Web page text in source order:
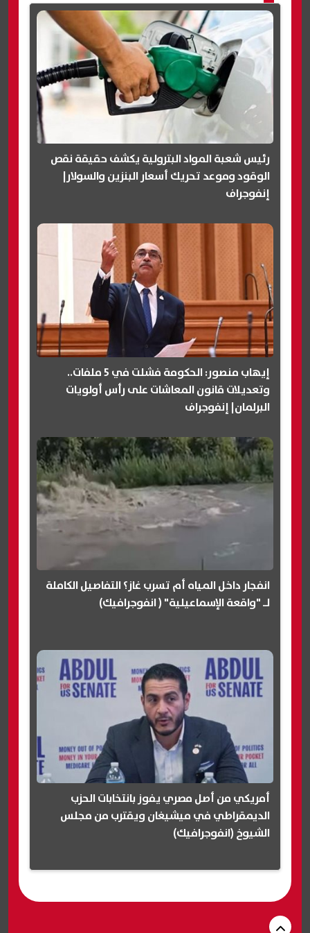
رئيس شعبة المواد البترولية يكشف حقيقة نقص
الوقود وموعد تحريك أسعار البنزين والسولار|
إنفوجراف
إيهاب منصور: الحكومة فشلت في 5 ملفات..
وتعديلات قانون المعاشات على رأس أولويات
البرلمان| إنفوجراف
انفجار داخل المياه أم تسرب غاز؟ التفاصيل الكاملة
لـ "واقعة الإسماعيلية" ( انفوجرافيك)
أمريكي من أصل مصري يفوز بانتخابات الحزب
الديمقراطي في ميشيغان ويقترب من مجلس
الشيوخ (انفوجرافيك)